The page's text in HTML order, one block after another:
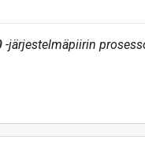
-järjestelmäpiirin